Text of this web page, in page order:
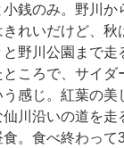
小銭のみ。野川
きれいだけど、
野川公園まで
ところで、サイ
感じ。紅葉の
仙川沿いの道を
。食べ終わっ